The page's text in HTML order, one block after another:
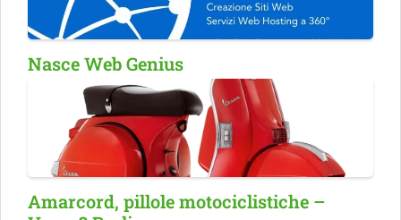
Nasce Web Genius
Amarcord, pillole motociclistiche –